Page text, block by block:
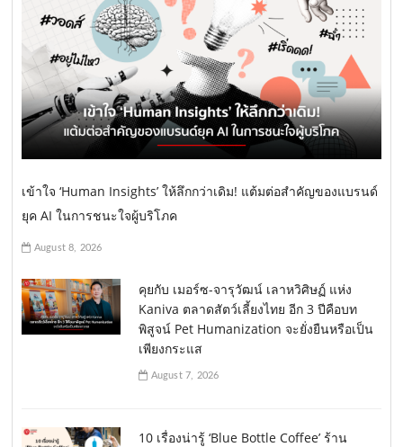
เข้าใจ ‘Human Insights’ ให้ลึกกว่าเดิม! แต้มต่อสำคัญของแบรนด์
ยุค AI ในการชนะใจผู้บริโภค
August 8, 2026
คุยกับ เมอร์ซ-จารุวัฒน์ เลาหวิศิษฏ์ แห่ง
Kaniva ตลาดสัตว์เลี้ยงไทย อีก 3 ปีคือบท
พิสูจน์ Pet Humanization จะยั่งยืนหรือเป็น
เพียงกระแส
August 7, 2026
10 เรื่องน่ารู้ ‘Blue Bottle Coffee’ ร้าน